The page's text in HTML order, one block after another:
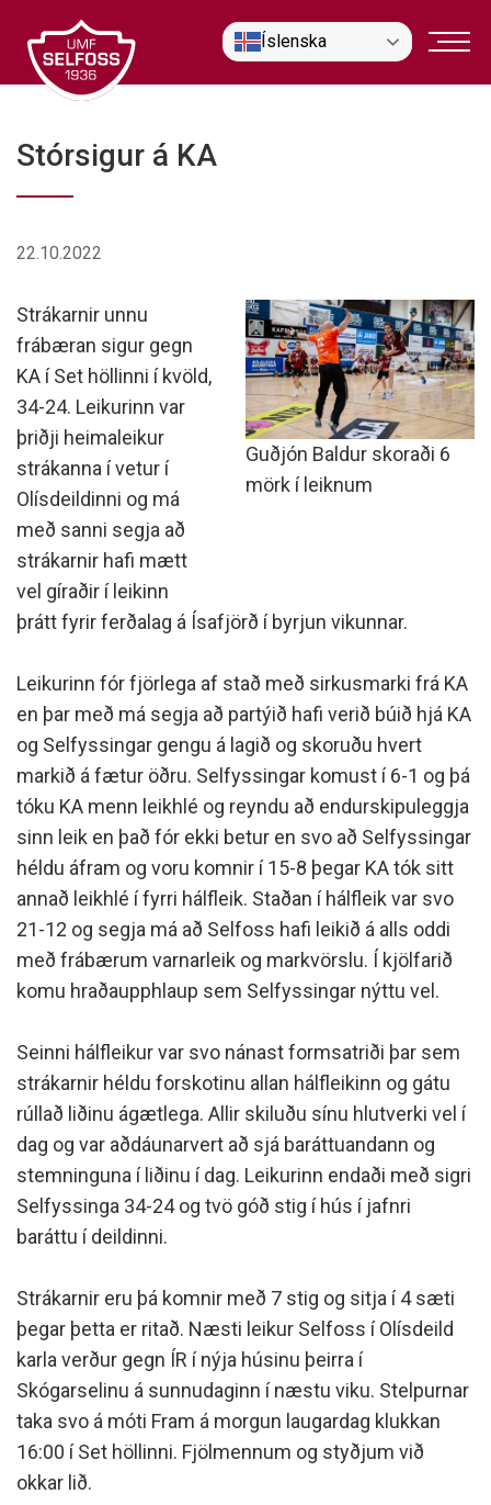
efni
Íslenska
Stórsigur á KA
22.10.2022
Guðjón Baldur skoraði 6
mörk í leiknum
Strákarnir unnu
frábæran sigur gegn
KA í Set höllinni í kvöld,
34-24. Leikurinn var
þriðji heimaleikur
strákanna í vetur í
Olísdeildinni og má
með sanni segja að
strákarnir hafi mætt
vel gíraðir í leikinn
þrátt fyrir ferðalag á Ísafjörð í byrjun vikunnar.
Leikurinn fór fjörlega af stað með sirkusmarki frá KA
en þar með má segja að partýið hafi verið búið hjá KA
og Selfyssingar gengu á lagið og skoruðu hvert
markið á fætur öðru. Selfyssingar komust í 6-1 og þá
tóku KA menn leikhlé og reyndu að endurskipuleggja
sinn leik en það fór ekki betur en svo að Selfyssingar
héldu áfram og voru komnir í 15-8 þegar KA tók sitt
annað leikhlé í fyrri hálfleik. Staðan í hálfleik var svo
21-12 og segja má að Selfoss hafi leikið á alls oddi
með frábærum varnarleik og markvörslu. Í kjölfarið
komu hraðaupphlaup sem Selfyssingar nýttu vel.
Seinni hálfleikur var svo nánast formsatriði þar sem
strákarnir héldu forskotinu allan hálfleikinn og gátu
rúllað liðinu ágætlega. Allir skiluðu sínu hlutverki vel í
dag og var aðdáunarvert að sjá baráttuandann og
stemninguna í liðinu í dag. Leikurinn endaði með sigri
Selfyssinga 34-24 og tvö góð stig í hús í jafnri
baráttu í deildinni.
Strákarnir eru þá komnir með 7 stig og sitja í 4 sæti
þegar þetta er ritað. Næsti leikur Selfoss í Olísdeild
karla verður gegn ÍR í nýja húsinu þeirra í
Skógarselinu á sunnudaginn í næstu viku. Stelpurnar
taka svo á móti Fram á morgun laugardag klukkan
16:00 í Set höllinni. Fjölmennum og styðjum við
okkar lið.